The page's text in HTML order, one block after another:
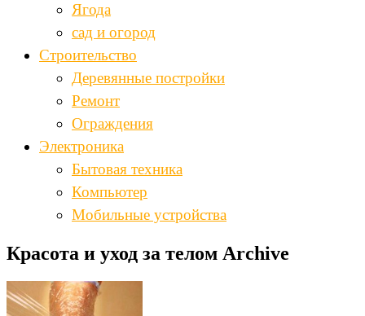
Ягода
сад и огород
Строительство
Деревянные постройки
Ремонт
Ограждения
Электроника
Бытовая техника
Компьютер
Мобильные устройства
Красота и уход за телом Archive